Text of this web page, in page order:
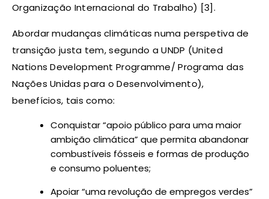
Organização Internacional do Trabalho) [3].
Abordar mudanças climáticas numa perspetiva de
transição justa tem, segundo a UNDP (United
Nations Development Programme/ Programa das
Nações Unidas para o Desenvolvimento),
benefícios, tais como:
Conquistar “apoio público para uma maior
ambição climática” que permita abandonar
combustíveis fósseis e formas de produção
e consumo poluentes;
Apoiar “uma revolução de empregos verdes”